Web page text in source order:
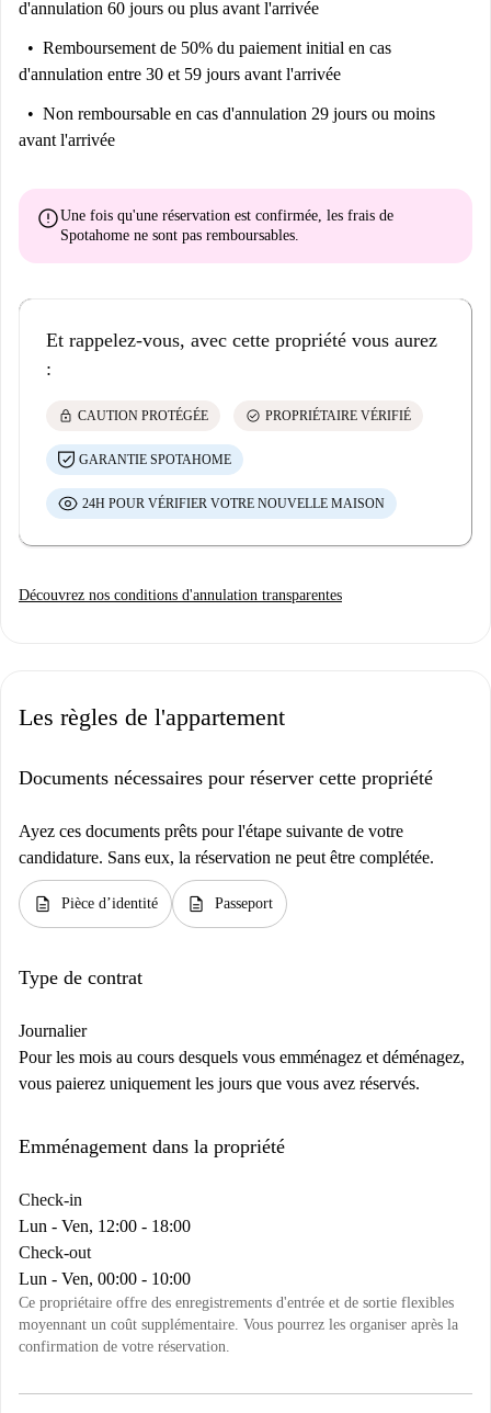
d'annulation 60 jours ou plus avant l'arrivée
Remboursement de 50% du paiement initial en cas
d'annulation entre 30 et 59 jours avant l'arrivée
Non remboursable en cas d'annulation 29 jours ou moins
avant l'arrivée
errorUne fois qu'une réservation est confirmée, les frais de
Spotahome ne sont pas remboursables
Et rappelez-vous, avec cette propriété vous aurez
:
lock CAUTION PROTÉGÉE check_circle PROPRIÉTAIRE VÉRIFIÉ
GARANTIE SPOTAHOME
24H POUR VÉRIFIER VOTRE NOUVELLE MAISON
Découvrez nos conditions d'annulation transparentes
Les règles de l'appartement
Documents nécessaires pour réserver cette propriété
Ayez ces documents prêts pour l'étape suivante de votre
candidature. Sans eux, la réservation ne peut être complétée.
description Pièce d’identité description Passeport
Type de contrat
Journalier
Pour les mois au cours desquels vous emménagez et déménagez,
vous paierez uniquement les jours que vous avez réservés.
Emménagement dans la propriété
Check-in
Lun - Ven, 12:00 - 18:00
Check-out
Lun - Ven, 00:00 - 10:00
Ce propriétaire offre des enregistrements d'entrée et de sortie flexibles
moyennant un coût supplémentaire. Vous pourrez les organiser après la
confirmation de votre réservation.